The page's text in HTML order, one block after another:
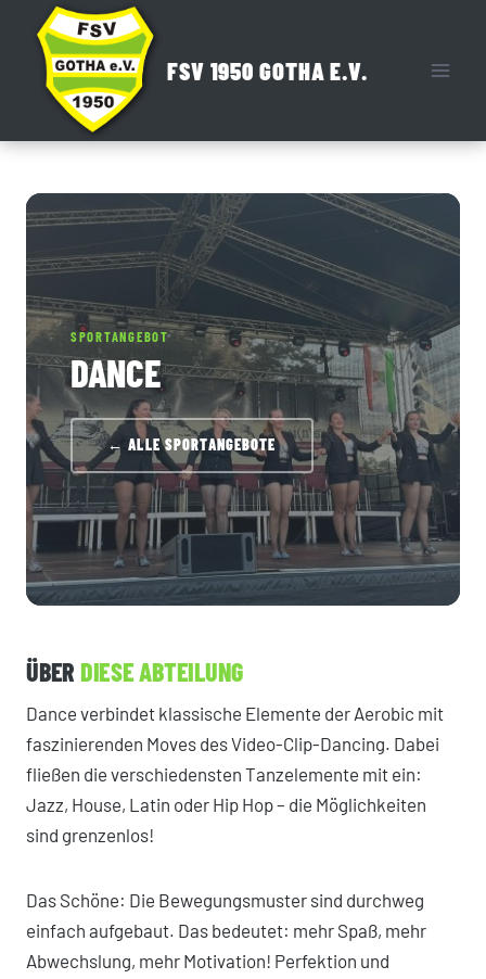
Inhalt
springen
FSV 1950 GOTHA E.V.
SPORTANGEBOT
DANCE
← ALLE SPORTANGEBOTE
ÜBER DIESE ABTEILUNG
Dance verbindet klassische Elemente der Aerobic mit
faszinierenden Moves des Video-Clip-Dancing. Dabei
fließen die verschiedensten Tanzelemente mit ein:
Jazz, House, Latin oder Hip Hop – die Möglichkeiten
sind grenzenlos!
Das Schöne: Die Bewegungsmuster sind durchweg
einfach aufgebaut. Das bedeutet: mehr Spaß, mehr
Abwechslung, mehr Motivation! Perfektion und